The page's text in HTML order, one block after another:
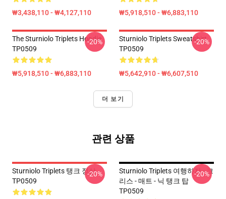
₩3,438,110 - ₩4,127,110 ₩5,918,510 - ₩6,883,110
The Sturniolo Triplets Hoodie
TP0509
₩5,918,510 - ₩6,883,110
-20%
Sturniolo Triplets Sweatshirt
TP0509
₩5,642,910 - ₩6,607,510
-20%
더 보기
관련 상품
Sturniolo Triplets 탱크 정상
TP0509
-20%
Sturniolo Triplets 여행하자 - 크
리스 - 매트 - 닉 탱크 탑
TP0509
-20%